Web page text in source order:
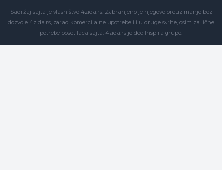
Sadržaj sajta je vlasništvo 4zida.rs. Zabranjeno je njegovo preuzimanje bez
dozvole 4zida.rs, zarad komercijalne upotrebe ili u druge svrhe, osim za lične
potrebe posetilaca sajta. 4zida.rs je deo Inspira grupe.